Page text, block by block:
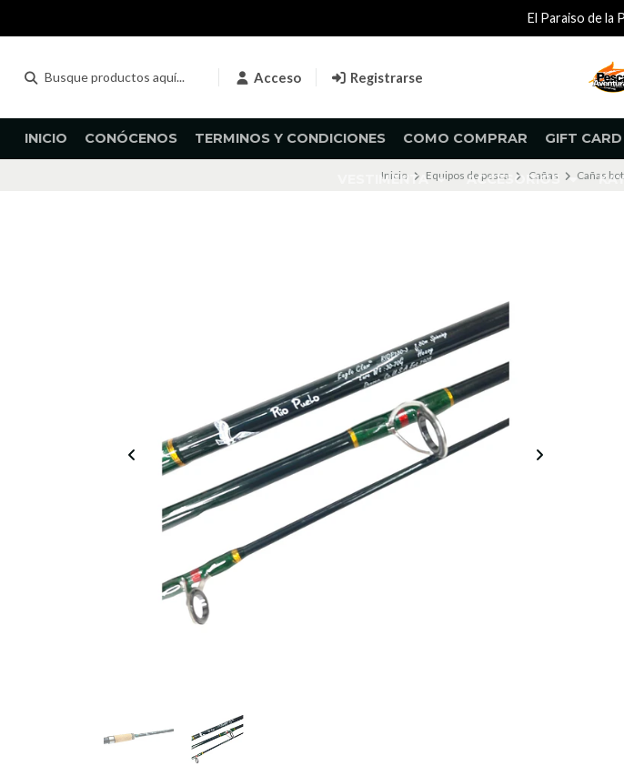
Acceso Registrarse
INICIO CONÓCENOS TERMINOS Y CONDICIONES COMO COMPRAR GIFT CARD
VESTIMENTA ACCESORIOS
El Paraiso de la
Inicio Equipos de pesca Cañas Cañas